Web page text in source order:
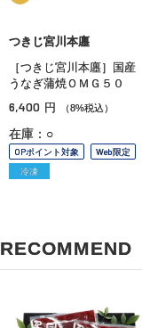
つきじ宮川本廛
［つきじ宮川本廛］国産
うなぎ蒲焼ＯＭＧ５０
6,400 円 （8%税込）
在庫：○
OPポイント対象
Web限定
冷凍
RECOMMEND